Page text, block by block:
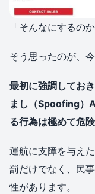
「そんなにするの
そう思ったのが、
最初に強調してお
まし（Spoofing）
る行為は極めて危険
運航に支障を与え
罰だけでなく、民
性があります。